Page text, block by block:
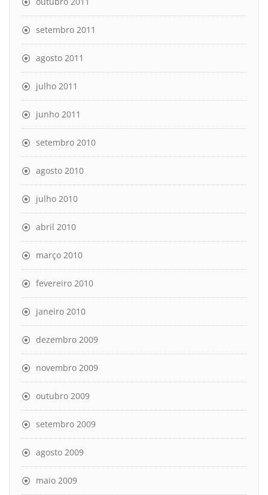
setembro 2011
agosto 2011
julho 2011
junho 2011
setembro 2010
agosto 2010
julho 2010
abril 2010
março 2010
fevereiro 2010
janeiro 2010
dezembro 2009
novembro 2009
outubro 2009
setembro 2009
agosto 2009
maio 2009